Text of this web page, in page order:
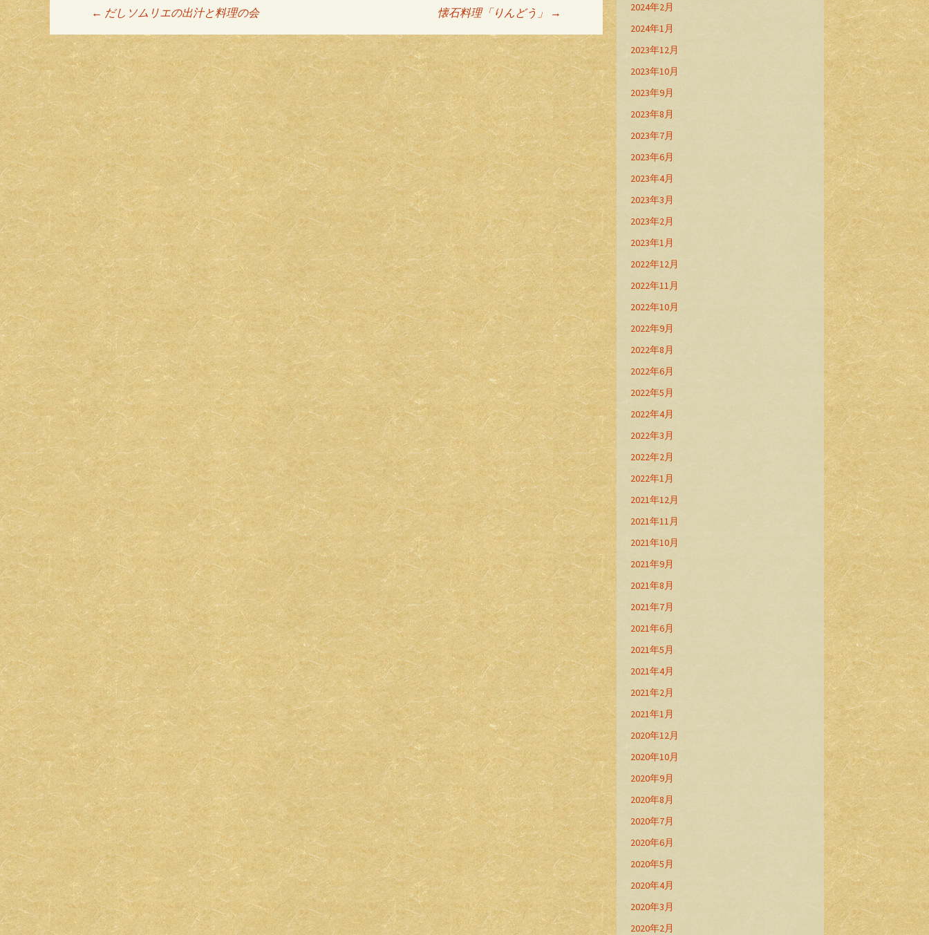
投稿ナビゲーション
← だしソムリエの出汁と料理の会 懐石料理「りんどう」 →
2024年2月
2024年1月
2023年12月
2023年10月
2023年9月
2023年8月
2023年7月
2023年6月
2023年4月
2023年3月
2023年2月
2023年1月
2022年12月
2022年11月
2022年10月
2022年9月
2022年8月
2022年6月
2022年5月
2022年4月
2022年3月
2022年2月
2022年1月
2021年12月
2021年11月
2021年10月
2021年9月
2021年8月
2021年7月
2021年6月
2021年5月
2021年4月
2021年2月
2021年1月
2020年12月
2020年10月
2020年9月
2020年8月
2020年7月
2020年6月
2020年5月
2020年4月
2020年3月
2020年2月